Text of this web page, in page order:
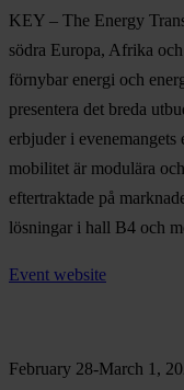
KEY – The Energy
södra Europa, Afrika
förnybar energi och
presentera det breda
erbjuder i
mobilitet är modulära
eftertraktade på
lösningar i hall B4 och
Event website
February 28-March 1,